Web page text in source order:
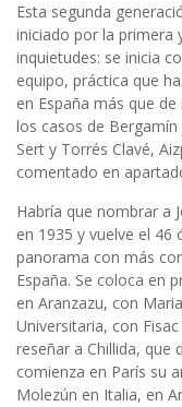
Esta segunda
iniciado por la primera
inquietudes: se inicia
equipo, práctica que
en España más que
los casos de
Sert y Torrés Clavé,
comentado en
Habría que nombrar a
en 1935 y vuelve el
panorama con más
España. Se coloca en
en Aranzazu, con
Universitaria, con
reseñar a Chillida, que
comienza en París su
Molezún en Italia, en